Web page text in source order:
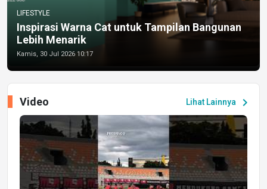
LIFESTYLE
Inspirasi Warna Cat untuk Tampilan Bangunan
Lebih Menarik
Kamis, 30 Jul 2026 10:17
Lihat Lainnya chevron_right
Video